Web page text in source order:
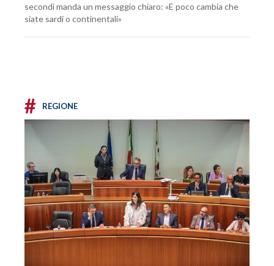
secondi manda un messaggio chiaro: «E poco cambia che
siate sardi o continentali»
# REGIONE